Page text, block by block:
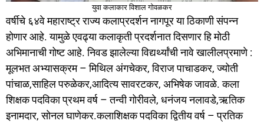
युवा कलाकार विशाल गोवळकर
वर्षीचे ६४वे महाराष्ट्र राज्य कलाप्रदर्शन नागपूर या ठिकाणी संपन्न
होणार आहे. यामुळे एवढ्या कलाकृती प्रदर्शनात दिसणार हि मोठी
अभिमानाची गोष्ट आहे. निवड झालेल्या विद्यर्थ्यांची नावे खालीलप्रमाणे :
मूलभत अभ्यासक्रम – मिथिल अंगचेकर, विराज पाचाडकर, ज्योती
पांचाळ,साहिल परुळेकर,आदित्य सावरटकर, अभिषेक जावळे. कला
शिक्षक पदविका प्रथम वर्ष – तन्वी गोरीवले, धनंजय नलावडे,ऋतिक
इनामदार, सोनल घाणेकर.कलाशिक्षक पदविका द्वितीय वर्ष – प्रतिक